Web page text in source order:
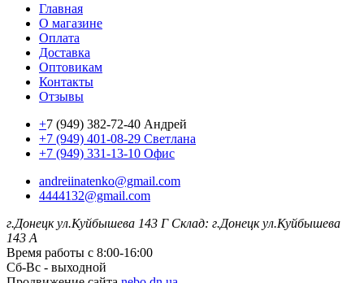
Главная
О магазине
Оплата
Доставка
Оптовикам
Контакты
Отзывы
+7 (949) 382-72-40 Андрей
+7 (949) 401-08-29 Светлана
+7 (949) 331-13-10 Офис
andreiinatenko@gmail.com
4444132@gmail.com
г.Донецк ул.Куйбышева 143 Г Склад: г.Донецк ул.Куйбышева
143 А
Время работы с 8:00-16:00
Сб-Вс - выходной